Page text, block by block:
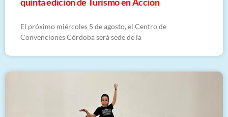
El próximo miércoles 5 de agosto, el Centro de
Convenciones Córdoba será sede de la